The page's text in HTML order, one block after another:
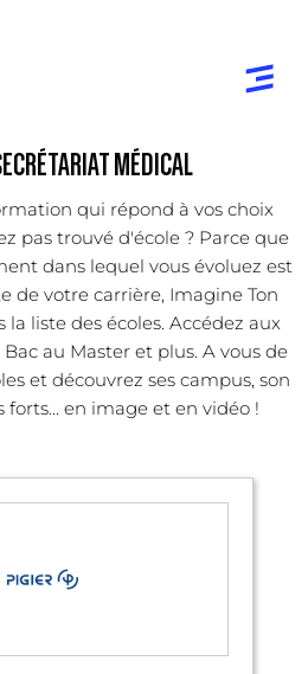
MÉDICAL
qui répond à vos choix
pas trouvé d'école ? Parce que
dans lequel vous évoluez est
de votre carrière, Imagine Ton
liste des écoles. Accédez aux
au Master et plus. A vous de
et découvrez ses campus, son
forts... en image et en vidéo !